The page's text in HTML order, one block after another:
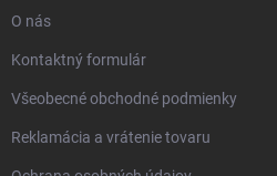
O nás
Kontaktný formulár
Všeobecné obchodné podmienky
Reklamácia a vrátenie tovaru